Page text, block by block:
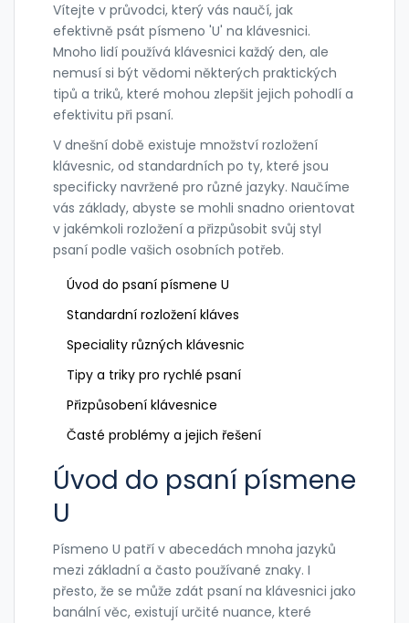
Vítejte v průvodci, který vás naučí, jak
efektivně psát písmeno 'U' na klávesnici.
Mnoho lidí používá klávesnici každý den, ale
nemusí si být vědomi některých praktických
tipů a triků, které mohou zlepšit jejich pohodlí a
efektivitu při psaní.
V dnešní době existuje množství rozložení
klávesnic, od standardních po ty, které jsou
specificky navržené pro různé jazyky. Naučíme
vás základy, abyste se mohli snadno orientovat
v jakémkoli rozložení a přizpůsobit svůj styl
psaní podle vašich osobních potřeb.
Úvod do psaní písmene U
Standardní rozložení kláves
Speciality různých klávesnic
Tipy a triky pro rychlé psaní
Přizpůsobení klávesnice
Časté problémy a jejich řešení
Úvod do psaní písmene
U
Písmeno U patří v abecedách mnoha jazyků
mezi základní a často používané znaky. I
přesto, že se může zdát psaní na klávesnici jako
banální věc, existují určité nuance, které